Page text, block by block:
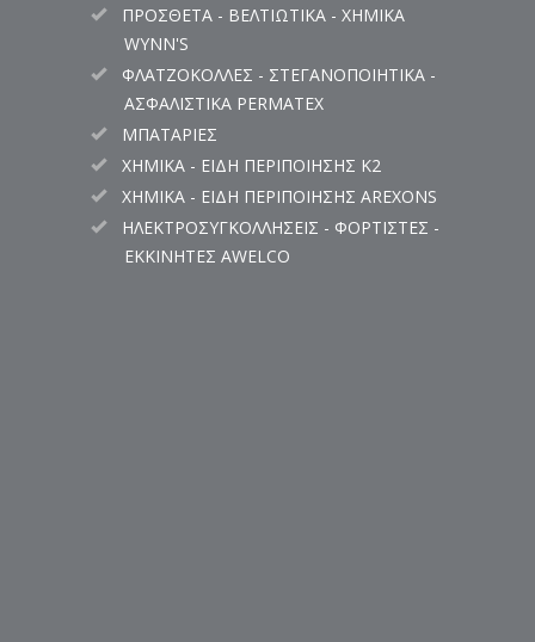
ΠΡΟΣΘΕΤΑ - ΒΕΛΤΙΩΤΙΚΑ - ΧΗΜΙΚΑ
WYNN'S
ΦΛΑΤΖΟΚΟΛΛΕΣ - ΣΤΕΓΑΝΟΠΟΙΗΤΙΚΑ -
ΑΣΦΑΛΙΣΤΙΚΑ PERMATEX
ΜΠΑΤΑΡΙΕΣ
ΧΗΜΙΚΑ - ΕΙΔΗ ΠΕΡΙΠΟΙΗΣΗΣ K2
ΧΗΜΙΚΑ - ΕΙΔΗ ΠΕΡΙΠΟΙΗΣΗΣ AREXONS
ΗΛΕΚΤΡΟΣΥΓΚΟΛΛΗΣΕΙΣ - ΦΟΡΤΙΣΤΕΣ -
ΕΚΚΙΝΗΤΕΣ AWELCO